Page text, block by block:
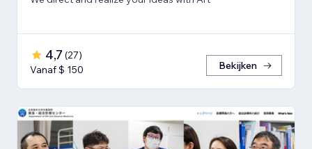
4,7 (27)
Vanaf $ 150
Bekijken